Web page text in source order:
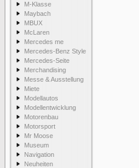
M-Klasse
Maybach
MBUX
McLaren
Mercedes me
Mercedes-Benz Style
Mercedes-Seite
Merchandising
Messe & Ausstellung
Miete
Modellautos
Modellentwicklung
Motorenbau
Motorsport
Mr Moose
Museum
Navigation
Neuheiten